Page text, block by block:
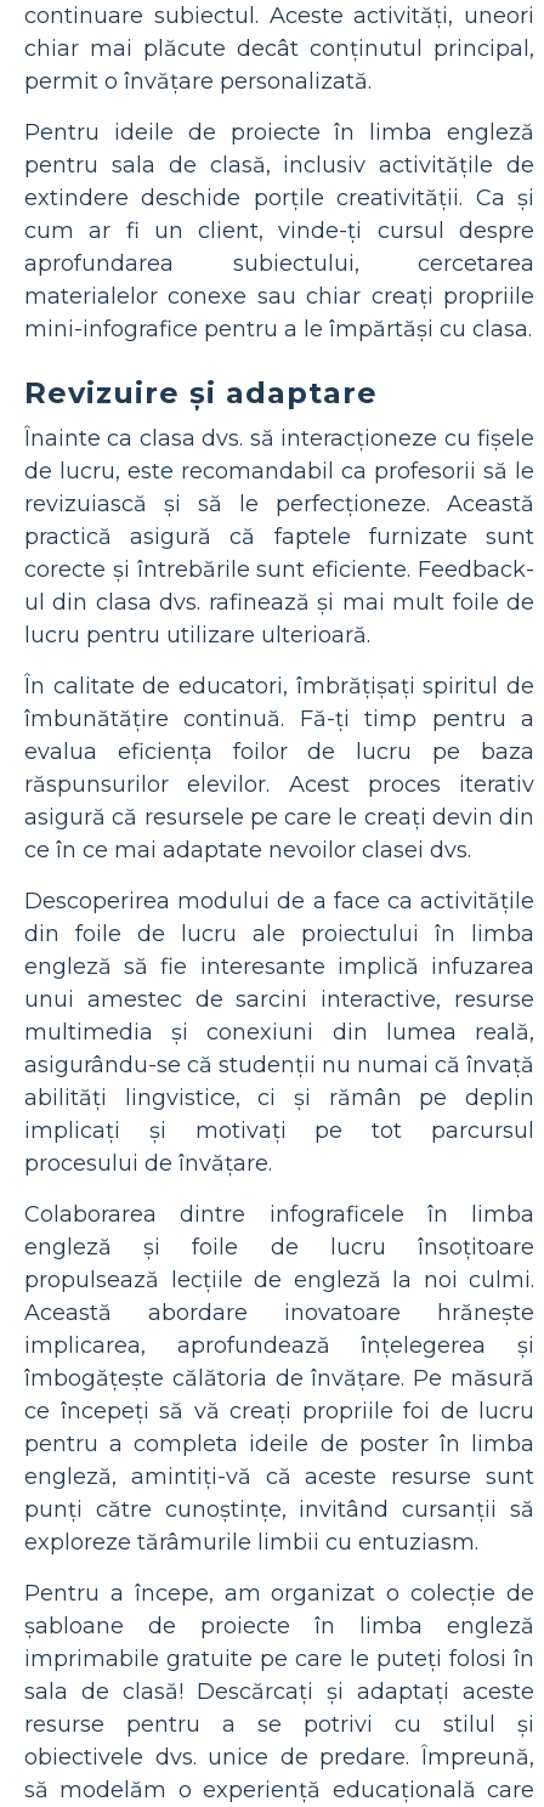
continuare subiectul. Aceste activități, uneori
chiar mai plăcute decât conținutul principal,
permit o învățare personalizată.
Pentru ideile de proiecte în limba engleză
pentru sala de clasă, inclusiv activitățile de
extindere deschide porțile creativității. Ca și
cum ar fi un client, vinde-ți cursul despre
aprofundarea subiectului, cercetarea
materialelor conexe sau chiar creați propriile
mini-infografice pentru a le împărtăși cu clasa.
Revizuire și adaptare
Înainte ca clasa dvs. să interacționeze cu fișele
de lucru, este recomandabil ca profesorii să le
revizuiască și să le perfecționeze. Această
practică asigură că faptele furnizate sunt
corecte și întrebările sunt eficiente. Feedback-
ul din clasa dvs. rafinează și mai mult foile de
lucru pentru utilizare ulterioară.
În calitate de educatori, îmbrățișați spiritul de
îmbunătățire continuă. Fă-ți timp pentru a
evalua eficiența foilor de lucru pe baza
răspunsurilor elevilor. Acest proces iterativ
asigură că resursele pe care le creați devin din
ce în ce mai adaptate nevoilor clasei dvs.
Descoperirea modului de a face ca activitățile
din foile de lucru ale proiectului în limba
engleză să fie interesante implică infuzarea
unui amestec de sarcini interactive, resurse
multimedia și conexiuni din lumea reală,
asigurându-se că studenții nu numai că învață
abilități lingvistice, ci și rămân pe deplin
implicați și motivați pe tot parcursul
procesului de învățare.
Colaborarea dintre infograficele în limba
engleză și foile de lucru însoțitoare
propulsează lecțiile de engleză la noi culmi.
Această abordare inovatoare hrănește
implicarea, aprofundează înțelegerea și
îmbogățește călătoria de învățare. Pe măsură
ce începeți să vă creați propriile foi de lucru
pentru a completa ideile de poster în limba
engleză, amintiți-vă că aceste resurse sunt
punți către cunoștințe, invitând cursanții să
exploreze tărâmurile limbii cu entuziasm.
Pentru a începe, am organizat o colecție de
șabloane de proiecte în limba engleză
imprimabile gratuite pe care le puteți folosi în
sala de clasă! Descărcați și adaptați aceste
resurse pentru a se potrivi cu stilul și
obiectivele dvs. unice de predare. Împreună,
să modelăm o experiență educațională care